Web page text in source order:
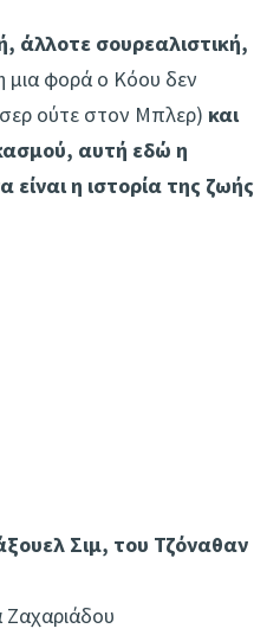
άλλοτε σουρεαλιστική,
μια φορά ο Κόου δεν
ούτε στον Μπλερ) και
αυτή εδώ η
η ιστορία της ζωής
Σιμ, του Τζόναθαν